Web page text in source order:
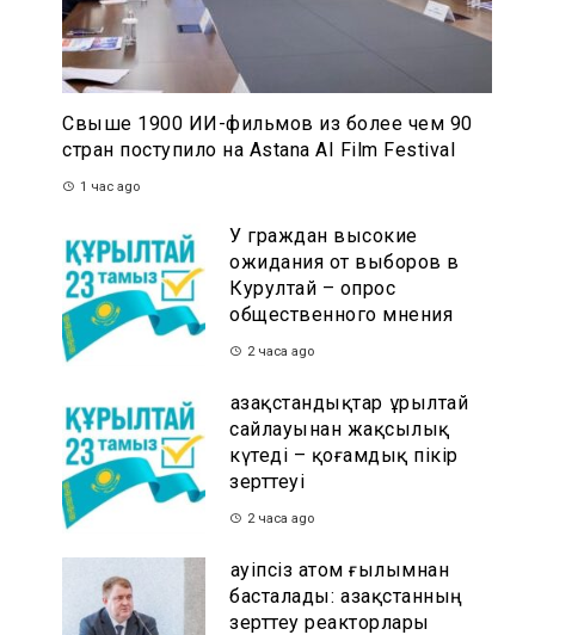
Свыше 1900 ИИ-фильмов из более чем 90
стран поступило на Astana AI Film Festival
1 час ago
У граждан высокие
ожидания от выборов в
Курултай – опрос
общественного мнения
2 часа ago
Қазақстандықтар Құрылтай
сайлауынан жақсылық
күтеді – қоғамдық пікір
зерттеуі
2 часа ago
Қауіпсіз атом ғылымнан
басталады: Қазақстанның
зерттеу реакторлары